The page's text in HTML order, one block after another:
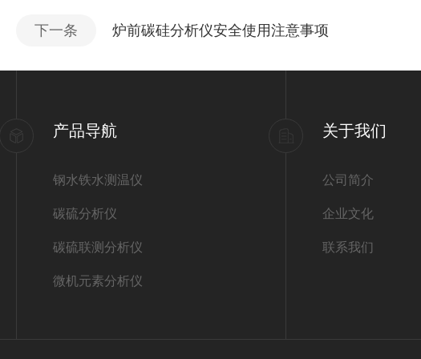
下一条 炉前碳硅分析仪安全使用注意事项
产品导航
钢水铁水测温仪
碳硫分析仪
碳硫联测分析仪
微机元素分析仪
关于我们
公司简介
企业文化
联系我们